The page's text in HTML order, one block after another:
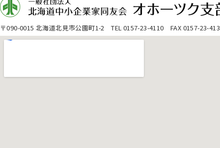
〒090-0015 北海道北見市公園町1-2 TEL 0157-23-4110 FAX 0157-23-